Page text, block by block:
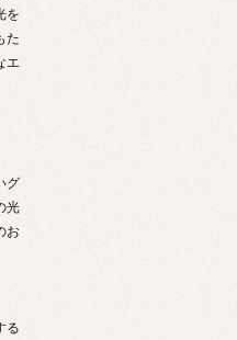
を
た
エ
グ
光
お
る